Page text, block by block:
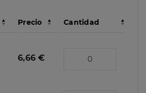
Precio Cantidad
6,66 €